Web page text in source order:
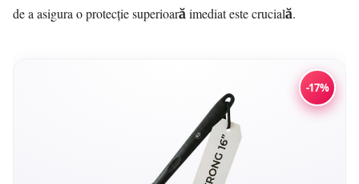
de a asigura o protecție superioară imediat este crucială.
-17%